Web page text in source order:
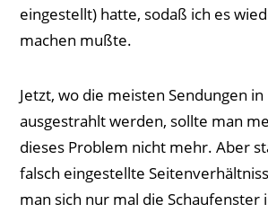
eingestellt) hatte, sodaß ich es
machen mußte.
Jetzt, wo die meisten Sendungen in
ausgestrahlt werden, sollte man
dieses Problem nicht mehr. Aber
falsch eingestellte
man sich nur mal die Schaufenster